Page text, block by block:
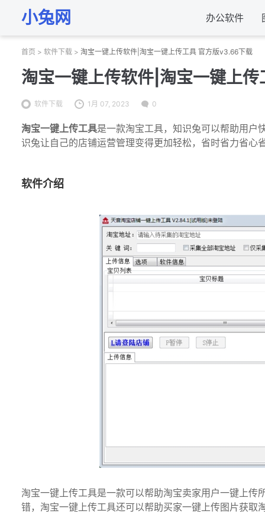
小兔网 办公软件
首页 > 软件下载 > 淘宝一键上传软件|淘宝一键上传工具 官方版v3.66下载
淘宝一键上传软件|淘宝一键上
软件下载 1月 07, 2023 0
淘宝一键上传工具是一款淘宝工具，知识兔可以帮助用户
识兔让自己的店铺运营管理变得更加轻松，省时省力省心
软件介绍
淘宝一键上传工具是一款可以帮助淘宝卖家用户一键上
错，淘宝一键上传工具还可以帮助买家一键上传图片获取